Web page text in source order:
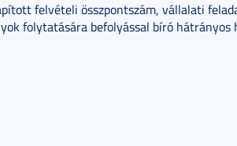
felvételi összpontszám, vállalati
folytatására befolyással bíró hátrányos